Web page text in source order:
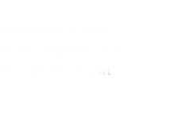
Martin comme
Motors, ils ont